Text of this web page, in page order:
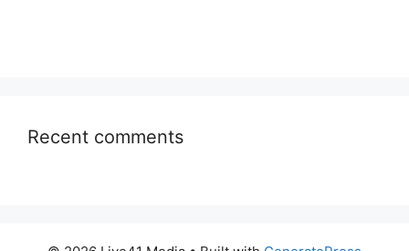
Recent comments